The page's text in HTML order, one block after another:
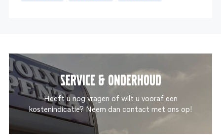
Service & onderhoud
Heeft u nog vragen of wilt u vooraf een
kostenindicatie? Neem dan contact met ons op!